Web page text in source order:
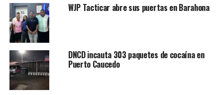
WJP Tacticar abre sus puertas en Barahona
DNCD incauta 303 paquetes de cocaína en
Puerto Caucedo